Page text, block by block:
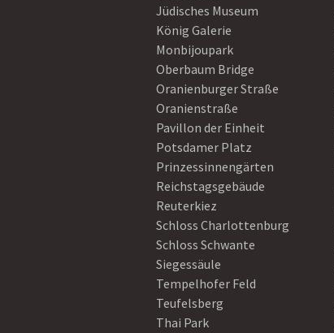
Jüdisches Museum
König Galerie
Monbijoupark
Oberbaum Bridge
Oranienburger Straße
Oranienstraße
Pavillon der Einheit
Potsdamer Platz
Prinzessinnengärten
Reichstagsgebäude
Reuterkiez
Schloss Charlottenburg
Schloss Schwante
Siegessäule
Tempelhofer Feld
Teufelsberg
Thai Park